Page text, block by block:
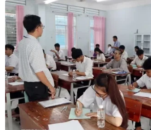
điểm đàm phán về thỏa
thuận hợp tác với EU
Quan hệ giữa Thụy Sĩ và EU đã
trở nên căng thẳng sau khi Bern
quyết định chấm dứt nhiều năm
đàm phán hướng tới một thỏa
thuận hợp tác rộng rãi với khối.